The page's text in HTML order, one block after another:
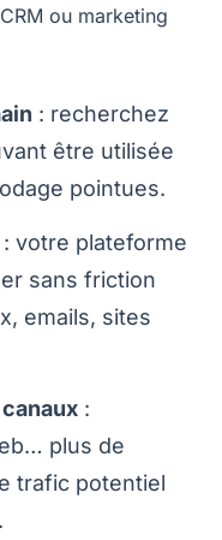
ou marketing
: recherchez
être utilisée
pointues.
: votre plateforme
sans friction
emails, sites
:
plus de
trafic potentiel